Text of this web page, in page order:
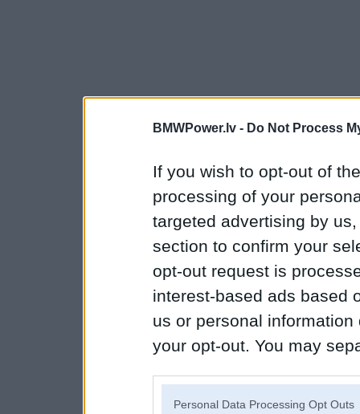
BMWPower.lv - Do Not Process
If you wish to opt-out of
processing of your
targeted advertising by
section to confirm your
opt-out request is
interest-based ads based
us or personal
your opt-out. You may
Personal Data Processing Opt Outs